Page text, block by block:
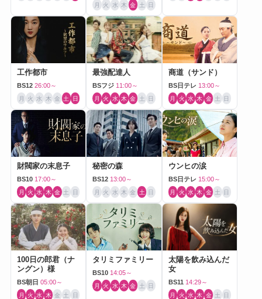
月 火 水 木 金 土 日
工作都市
BS12 26:00～
月 火 水 木 金 土 日
最強配達人
BSフジ 11:00～
月 火 水 木 金 土 日
商道（サンド）
BS日テレ 13:00～
月 火 水 木 金 土 日
財閥家の末息子
BS10 17:00～
月 火 水 木 金 土 日
秘密の森
BS12 13:00～
月 火 水 木 金 土 日
ウンヒの涙
BS日テレ 15:00～
月 火 水 木 金 土 日
100日の郎君（ナ
ングン）様
BS朝日 05:00～
月 火 水 木 金 土 日
タリミファミリー
BS10 14:05～
月 火 水 木 金 土 日
太陽を飲み込んだ
女
BS11 14:29～
月 火 水 木 金 土 日